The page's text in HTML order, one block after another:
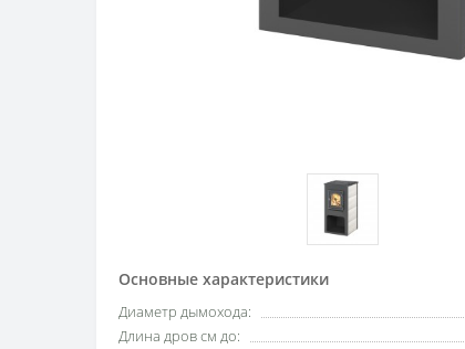
Основные характеристики
Диаметр дымохода:
Длина дров см до: